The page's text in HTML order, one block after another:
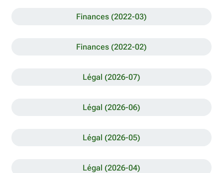
Finances (2022-03)
Finances (2022-02)
Légal (2026-07)
Légal (2026-06)
Légal (2026-05)
Légal (2026-04)